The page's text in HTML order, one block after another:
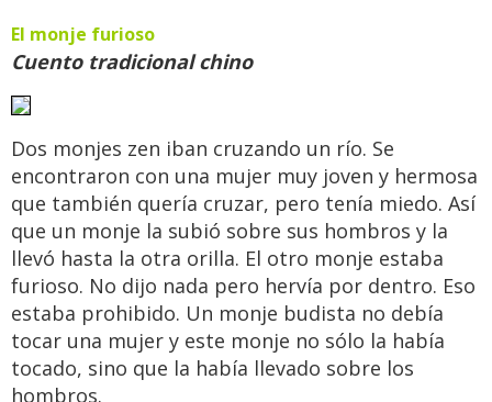
El monje furioso
Cuento tradicional chino
Dos monjes zen iban cruzando un río. Se
encontraron con una mujer muy joven y hermosa
que también quería cruzar, pero tenía miedo. Así
que un monje la subió sobre sus hombros y la
llevó hasta la otra orilla. El otro monje estaba
furioso. No dijo nada pero hervía por dentro. Eso
estaba prohibido. Un monje budista no debía
tocar una mujer y este monje no sólo la había
tocado, sino que la había llevado sobre los
hombros.